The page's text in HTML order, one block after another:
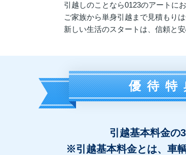
引越しのことなら0123のアートに
ご家族から単身引越まで見積もりは
新しい生活のスタートは、信頼と
優待
引越基本料金の
※引越基本料金とは、車